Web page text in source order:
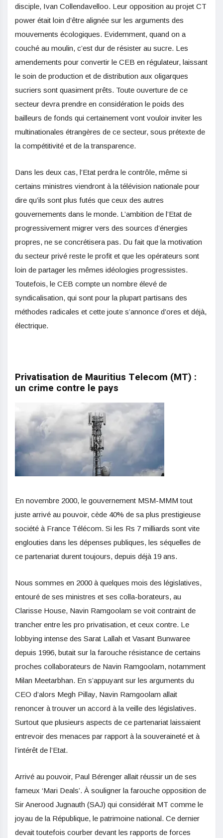
disciple, Ivan Collendavelloo. Leur opposition au projet CT
power était loin d’être alignée sur les arguments des
mouvements écologiques. Evidemment, quand on a
couché au moulin, c’est dur de résister au sucre. Les
amendements pour convertir le CEB en régulateur, laissant
le soin de production et de distribution aux oligarques
sucriers sont quasiment prêts. Toute ouverture de ce
secteur devra prendre en considération le poids des
bailleurs de fonds qui certainement vont vouloir inviter les
multinationales étrangères de ce secteur, sous prétexte de
la compétitivité et de la transparence.
Dans les deux cas, l’Etat perdra le contrôle, même si
certains ministres viendront à la télévision nationale pour
dire qu’ils sont plus futés que ceux des autres
gouvernements dans le monde. L’ambition de l’Etat de
progressivement migrer vers des sources d’énergies
propres, ne se concrétisera pas. Du fait que la motivation
du secteur privé reste le profit et que les opérateurs sont
loin de partager les mêmes idéologies progressistes.
Toutefois, le CEB compte un nombre élevé de
syndicalisation, qui sont pour la plupart partisans des
méthodes radicales et cette joute s’annonce d’ores et déjà,
électrique.
Privatisation de Mauritius Telecom (MT) :
un crime contre le pays
En novembre 2000, le gouvernement MSM-MMM tout
juste arrivé au pouvoir, cède 40% de sa plus prestigieuse
société à France Télécom. Si les Rs 7 milliards sont vite
englouties dans les dépenses publiques, les séquelles de
ce partenariat durent toujours, depuis déjà 19 ans.
Nous sommes en 2000 à quelques mois des législatives,
entouré de ses ministres et ses colla-borateurs, au
Clarisse House, Navin Ramgoolam se voit contraint de
trancher entre les pro privatisation, et ceux contre. Le
lobbying intense des Sarat Lallah et Vasant Bunwaree
depuis 1996, butait sur la farouche résistance de certains
proches collaborateurs de Navin Ramgoolam, notamment
Milan Meetarbhan. En s’appuyant sur les arguments du
CEO d’alors Megh Pillay, Navin Ramgoolam allait
renoncer à trouver un accord à la veille des législatives.
Surtout que plusieurs aspects de ce partenariat laissaient
entrevoir des menaces par rapport à la souveraineté et à
l’intérêt de l’Etat.
Arrivé au pouvoir, Paul Bérenger allait réussir un de ses
fameux ‘Mari Deals’. À souligner la farouche opposition de
Sir Anerood Jugnauth (SAJ) qui considérait MT comme le
joyau de la République, le patrimoine national. Ce dernier
devait toutefois courber devant les rapports de forces